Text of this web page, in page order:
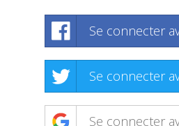
Se connecter
Se connecter
Se connecter